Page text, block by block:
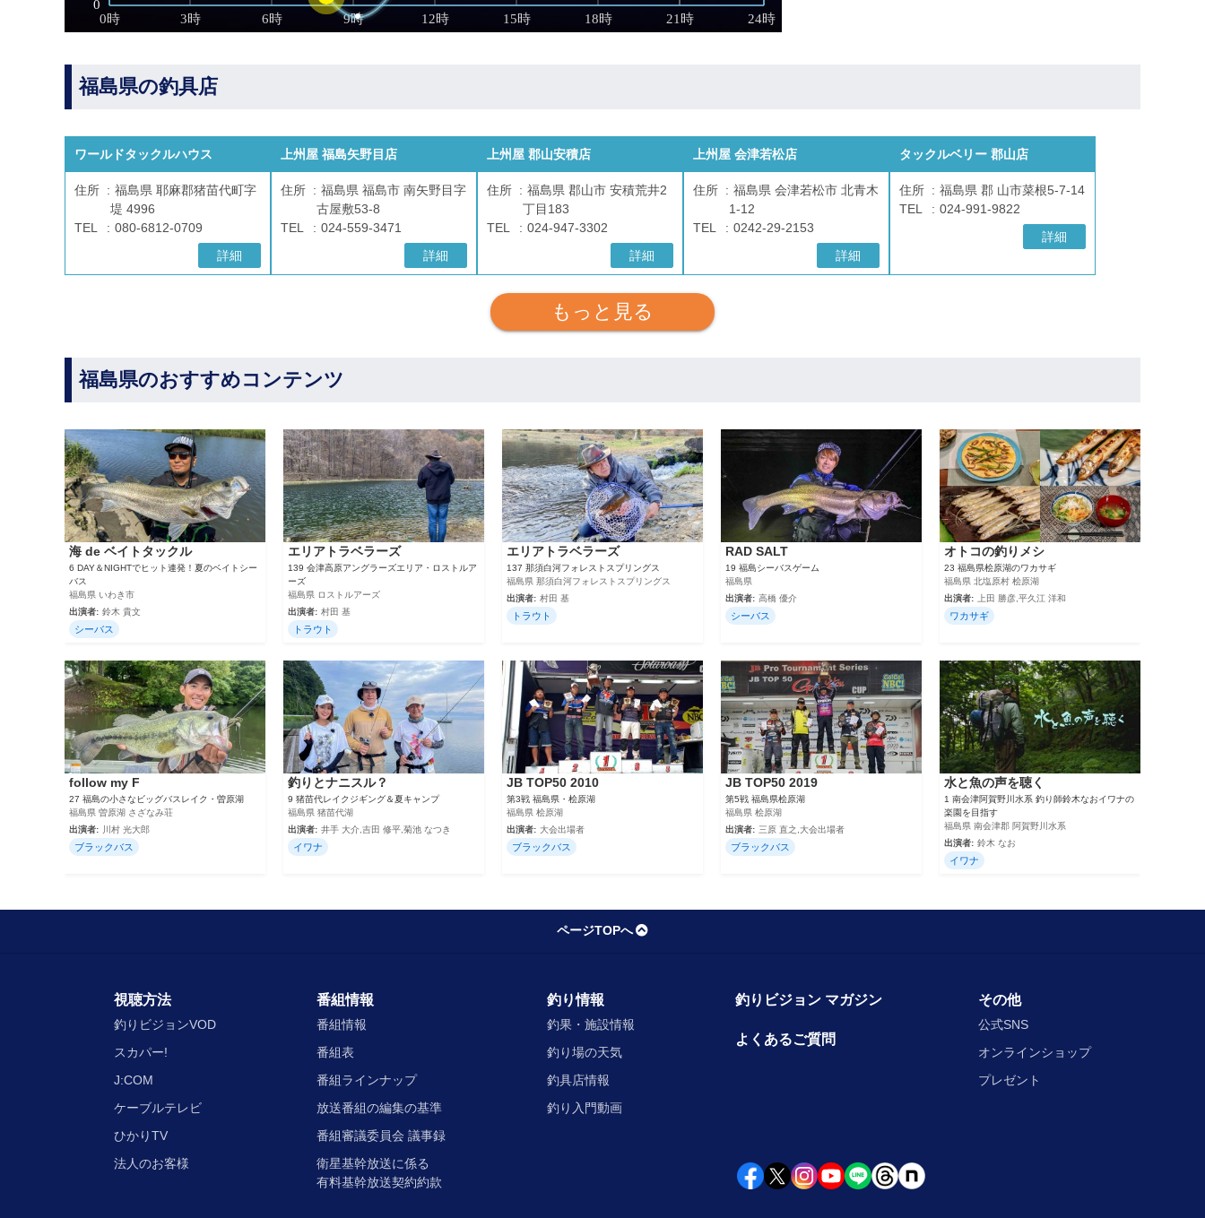
福島県の釣具店
ワールドタックルハウス
住所
福島県 耶麻郡猪苗代町字
堤 4996
TEL
080-6812-0709
詳細
上州屋 福島矢野目店
住所
福島県 福島市 南矢野目字
古屋敷53-8
TEL
024-559-3471
詳細
上州屋 郡山安積店
住所
福島県 郡山市 安積荒井2
丁目183
TEL
024-947-3302
詳細
上州屋 会津若松店
住所
福島県 会津若松市 北青木
1-12
TEL
0242-29-2153
詳細
タックルベリー 郡山店
住所
福島県 郡 山市菜根5-7-14
TEL
024-991-9822
詳細
もっと見る
福島県のおすすめコンテンツ
海 de ベイトタックル
6 DAY＆NIGHTでヒット連発！夏のベイトシー
バス
福島県 いわき市
出演者: 鈴木 貴文
シーバス
エリアトラベラーズ
139 会津高原アングラーズエリア・ロストルア
ーズ
福島県 ロストルアーズ
出演者: 村田 基
トラウト
エリアトラベラーズ
137 那須白河フォレストスプリングス
福島県 那須白河フォレストスプリングス
出演者: 村田 基
トラウト
RAD SALT
19 福島シーバスゲーム
福島県
出演者: 高橋 優介
シーバス
オトコの釣りメシ
23 福島県桧原湖のワカサギ
福島県 北塩原村 桧原湖
出演者:
上田 勝彦,平久江 洋和
ワカサギ
follow my F
27 福島の小さなビッグバスレイク・曽原湖
福島県 曽原湖 さざなみ荘
出演者:
川村 光大郎
ブラックバス
釣りとナニスル？
9 猪苗代レイクジギング＆夏キャンプ
福島県 猪苗代湖
出演者: 井手 大介,吉田 修平,菊池 なつき
イワナ
JB TOP50 2010
第3戦 福島県・桧原湖
福島県 桧原湖
出演者: 大会出場者
ブラックバス
JB TOP50 2019
第5戦 福島県桧原湖
福島県 桧原湖
出演者: 三原 直之,大会出場者
ブラックバス
水と魚の声を聴く
1 南会津阿賀野川水系 釣り師鈴木なおイワナの
楽園を目指す
福島県 南会津郡 阿賀野川水系
出演者: 鈴木 なお
イワナ
ページTOPへ
視聴方法
釣りビジョンVOD
スカパー!
J:COM
ケーブルテレビ
ひかりTV
法人のお客様
番組情報
番組情報
番組表
番組ラインナップ
放送番組の編集の基準
番組審議委員会 議事録
衛星基幹放送に係る
有料基幹放送契約約款
釣り情報
釣果・施設情報
釣り場の天気
釣具店情報
釣り入門動画
釣りビジョン マガジン
よくあるご質問
その他
公式SNS
オンラインショップ
プレゼント